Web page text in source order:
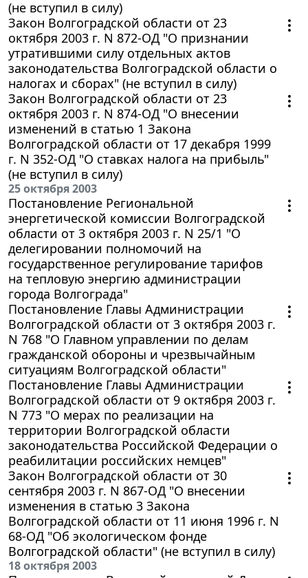
(не вступил в силу)
Закон Волгоградской области от 23
октября 2003 г. N 872-ОД "О признании
утратившими силу отдельных актов
законодательства Волгоградской области о
налогах и сборах" (не вступил в силу)
Закон Волгоградской области от 23
октября 2003 г. N 874-ОД "О внесении
изменений в статью 1 Закона
Волгоградской области от 17 декабря 1999
г. N 352-ОД "О ставках налога на прибыль"
(не вступил в силу)
25 октября 2003
Постановление Региональной
энергетической комиссии Волгоградской
области от 3 октября 2003 г. N 25/1 "О
делегировании полномочий на
государственное регулирование тарифов
на тепловую энергию администрации
города Волгограда"
Постановление Главы Администрации
Волгоградской области от 3 октября 2003 г.
N 768 "О Главном управлении по делам
гражданской обороны и чрезвычайным
ситуациям Волгоградской области"
Постановление Главы Администрации
Волгоградской области от 9 октября 2003 г.
N 773 "О мерах по реализации на
территории Волгоградской области
законодательства Российской Федерации о
реабилитации российских немцев"
Закон Волгоградской области от 30
сентября 2003 г. N 867-ОД "О внесении
изменения в статью 3 Закона
Волгоградской области от 11 июня 1996 г. N
68-ОД "Об экологическом фонде
Волгоградской области" (не вступил в силу)
18 октября 2003